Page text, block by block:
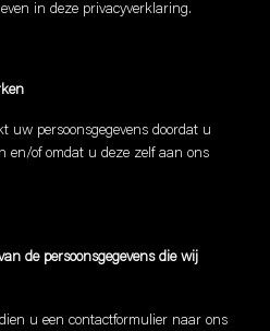
in deze privacyverklaring.
uw persoonsgegevens doordat u
en/of omdat u deze zelf aan ons
de persoonsgegevens die wij
u een contactformulier naar ons